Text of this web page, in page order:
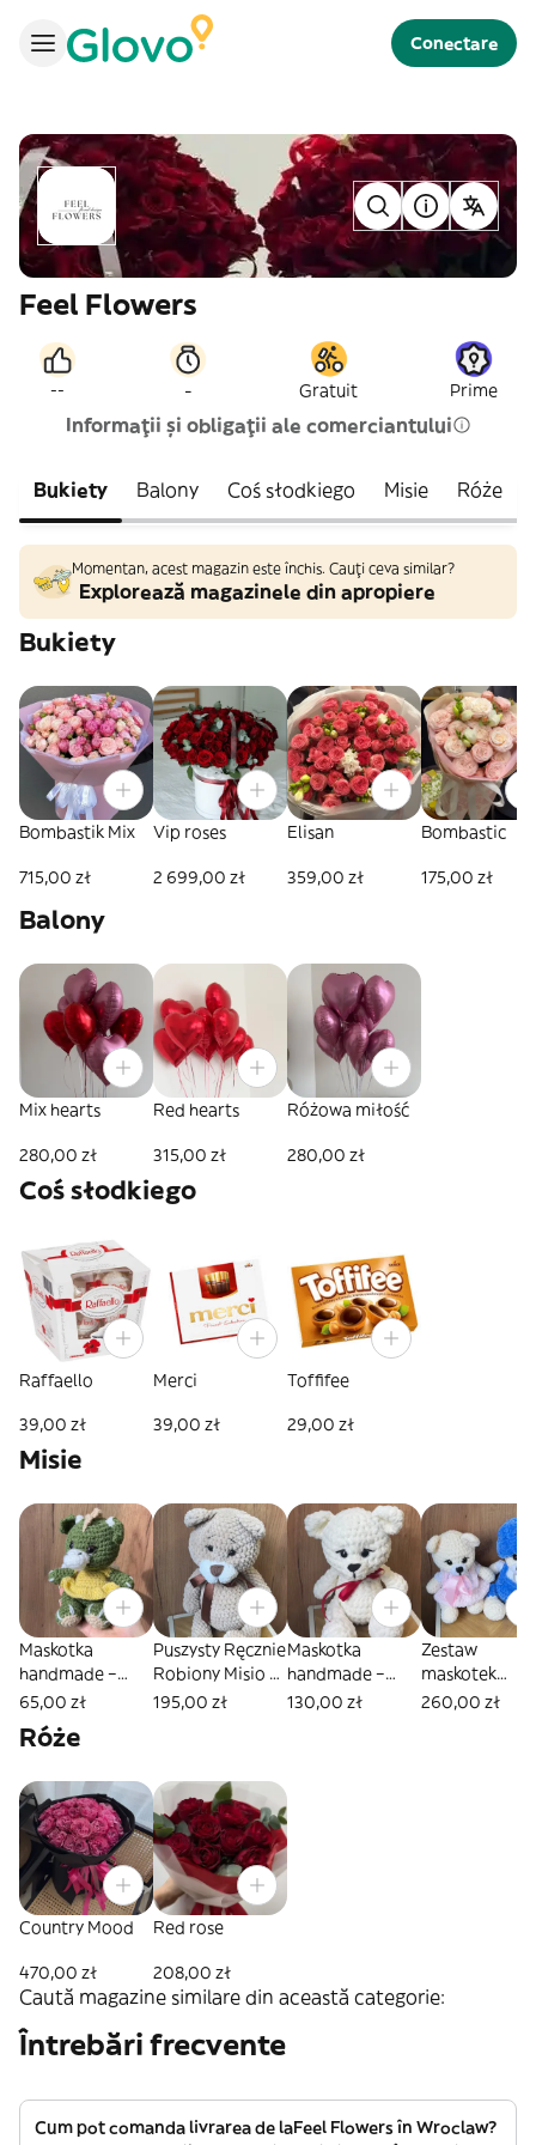
Conectare
Feel Flowers
-- - Gratuit Prime
Informații și obligații ale comerciantului
Bukiety Balony Coś słodkiego Misie Róże
Momentan, acest magazin este închis. Cauți ceva similar?
Explorează magazinele din apropiere
Bukiety
Bombastik Mix
715,00 zł
Vip roses
2 699,00 zł
Elisan
359,00 zł
Bombastic
175,00 zł
Balony
Mix hearts
280,00 zł
Red hearts
315,00 zł
Różowa miłość
280,00 zł
Coś słodkiego
Raffaello
39,00 zł
Merci
39,00 zł
Toffifee
29,00 zł
Misie
Maskotka
handmade –
Zielony Smok w
sukience
65,00 zł
Puszysty Ręcznie
Robiony Misio z
Kokardą
195,00 zł
Maskotka
handmade –
Biały Miś z
130,00 zł
Zestaw
maskotek
handmade –
260,00 zł
Róże
Country Mood
470,00 zł
Red rose
208,00 zł
Caută magazine similare din această categorie:
Întrebări frecvente
Cum pot comanda livrarea de laFeel Flowers în Wroclaw?